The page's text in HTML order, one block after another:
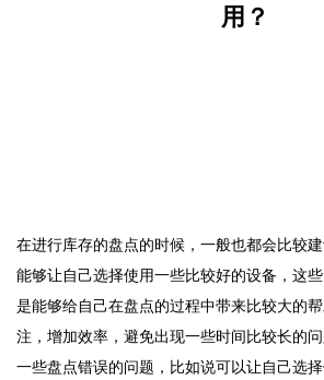
用？
在进行库存的盘点的时候，一般也都会比较
能够让自己选择使用一些比较好的设备，这
是能够给自己在盘点的过程中带来比较大的
注，增加效率，避免出现一些时间比较长的
一些盘点错误的问题，比如说可以让自己选择